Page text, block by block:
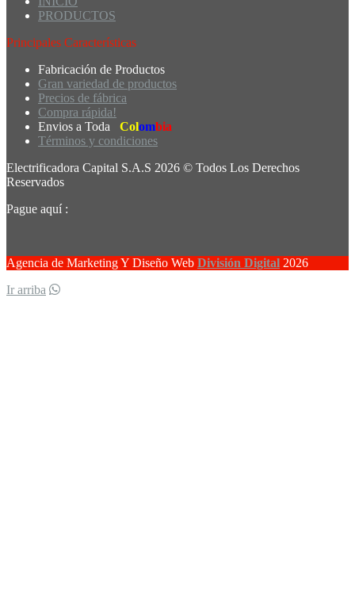
PRODUCTOS
Principales Características
Fabricación de Productos
Gran variedad de productos
Precios de fábrica
Compra rápida!
Envios a Toda
Colombia
Términos y condiciones
Electrificadora Capital S.A.S 2026 © Todos Los Derechos
Reservados
Pague aquí :
Agencia de Marketing Y Diseño Web División Digital 2026
Ir arriba